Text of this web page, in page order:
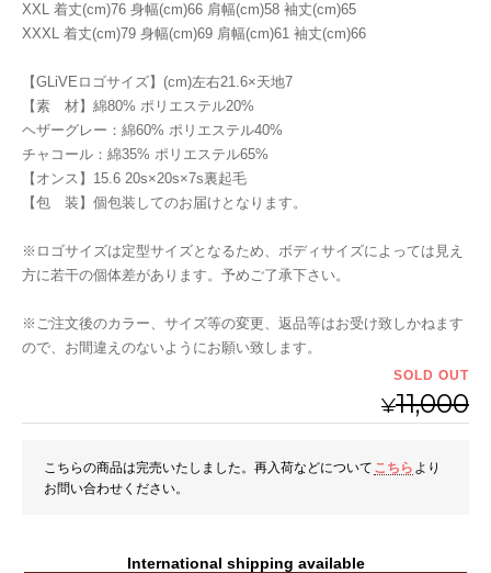
XXL 着丈(cm)76 身幅(cm)66 肩幅(cm)58 袖丈(cm)65
XXXL 着丈(cm)79 身幅(cm)69 肩幅(cm)61 袖丈(cm)66
【GLiVEロゴサイズ】(cm)左右21.6×天地7
【素 材】綿80% ポリエステル20%
ヘザーグレー：綿60% ポリエステル40%
チャコール：綿35% ポリエステル65%
【オンス】15.6 20s×20s×7s裏起毛
【包 装】個包装してのお届けとなります。
※ロゴサイズは定型サイズとなるため、ボディサイズによっては見え
方に若干の個体差があります。予めご了承下さい。
※ご注文後のカラー、サイズ等の変更、返品等はお受け致しかねます
ので、お間違えのないようにお願い致します。
¥11,000
SOLD OUT
こちらの商品は完売いたしました。再入荷などについて こちら より
お問い合わせください。
International shipping available